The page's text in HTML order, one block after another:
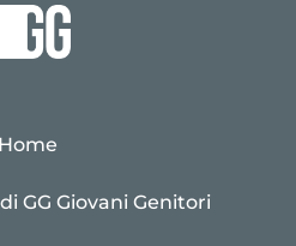
Home
GG Giovani Genitori